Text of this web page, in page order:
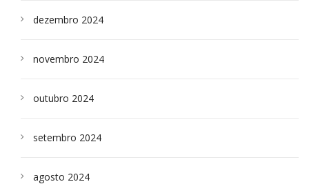
dezembro 2024
novembro 2024
outubro 2024
setembro 2024
agosto 2024